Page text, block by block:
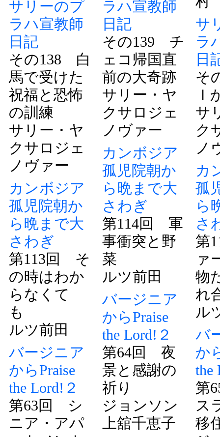
サリーのプ
ラハ宣教師
日記
その138 白
馬で受けた
祝福と恐怖
の訓練
サリー・ヤ
クサロジェ
ノヴァー
カンボジア
孤児院朝か
ら晩まで大
さわぎ
第113回 そ
の時はわか
らなくて
も
ルツ前田
バージニア
からPraise
the Lord!２
第63回 シ
ニア・アパ
ラハ宣教師
日記
その139 チ
ェコ帰国直
前の大奇跡
サリー・ヤ
クサロジェ
ノヴァー
カンボジア
孤児院朝か
ら晩まで大
さわぎ
第114回 軍
事衝突と野
菜
ルツ前田
バージニア
からPraise
the Lord!２
第64回 夜
景と感謝の
祈り
ジョンソン
上舘千恵子
サ
ラ
日
そ
Ｉ
サ
ク
ノ
カ
孤
ら
さ
第
ァ
物
れ
ル
バ
か
the
第
ス
移